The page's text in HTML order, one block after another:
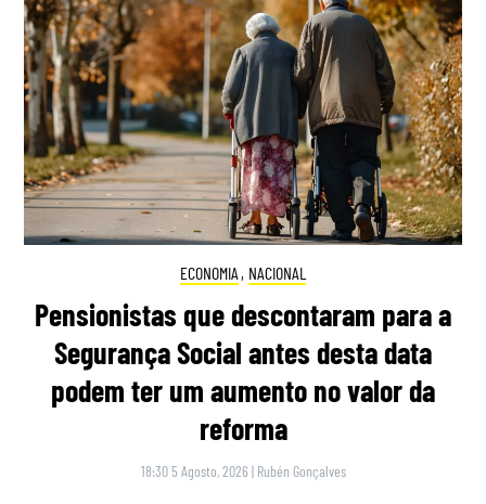
ECONOMIA , NACIONAL
Pensionistas que descontaram para a
Segurança Social antes desta data
podem ter um aumento no valor da
reforma
18:30 5 Agosto, 2026 | Rubén Gonçalves